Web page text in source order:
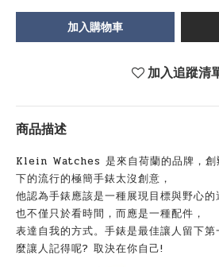
加入購物車
加入追蹤清
商品描述
Klein Watches 是來自荷蘭的品牌，
下的流行的極簡手錶太沒創意，
他認為手錶應該是一種展現目標與野心
也不僅只於看時間，而應是一種配件，
表達自我的方式。手錶是最佳讓人留下
麼讓人記得呢? 取決在你自己!